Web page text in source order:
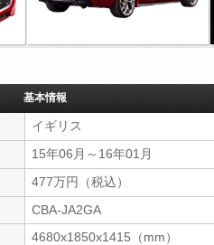
基本情報
イギリス
15年06月～16年01月
477万円（税込）
CBA-JA2GA
4680x1850x1415（mm）